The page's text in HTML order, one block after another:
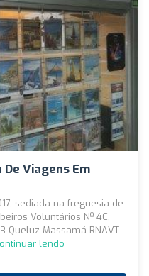
Viagens Em
sediada na freguesia de
Voluntários Nº 4C,
Queluz-Massamá RNAVT
lendo